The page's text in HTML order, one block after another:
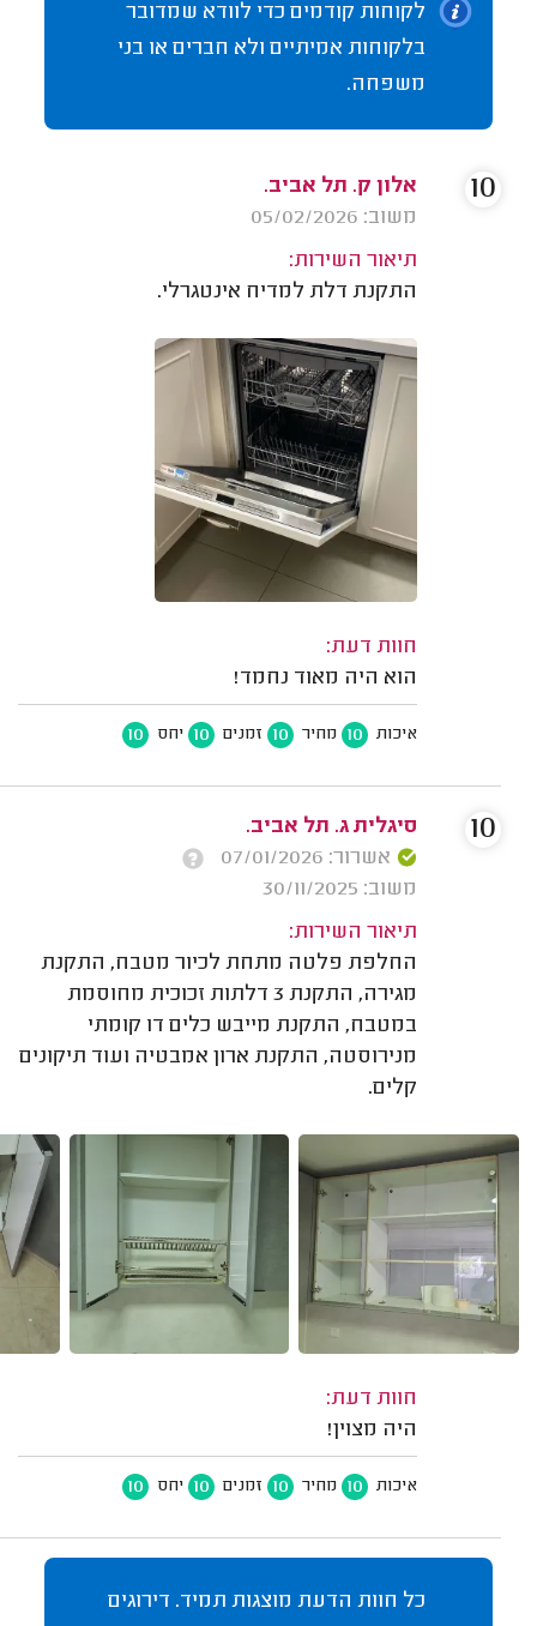
לקוחות קודמים כדי לוודא שמדובר
בלקוחות אמיתיים ולא חברים או בני
משפחה.
אלון ק. תל אביב.
משוב: 05/02/2026
תיאור השירות:
התקנת דלת למדיח אינטגרלי.
חוות דעת:
הוא היה מאוד נחמד!
איכות 10 מחיר 10 זמנים 10 יחס 10
10
סיגלית ג. תל אביב.
אשרור: 07/01/2026
משוב: 30/11/2025
תיאור השירות:
החלפת פלטה מתחת לכיור מטבח, התקנת
מגירה, התקנת 3 דלתות זכוכית מחוסמת
במטבח, התקנת מייבש כלים דו קומתי
מנירוסטה, התקנת ארון אמבטיה ועוד תיקונים
קלים.
חוות דעת:
היה מצוין!
איכות 10 מחיר 10 זמנים 10 יחס 10
10
כל חוות הדעת מוצגות תמיד. דירוגים